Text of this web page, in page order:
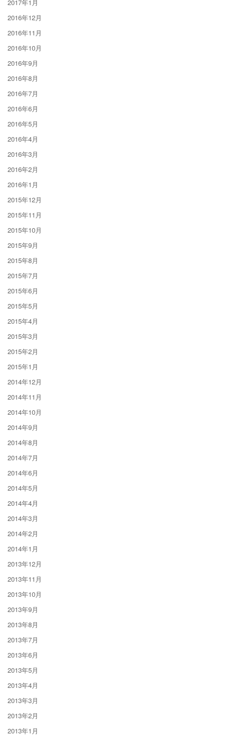
2017年1月
2016年12月
2016年11月
2016年10月
2016年9月
2016年8月
2016年7月
2016年6月
2016年5月
2016年4月
2016年3月
2016年2月
2016年1月
2015年12月
2015年11月
2015年10月
2015年9月
2015年8月
2015年7月
2015年6月
2015年5月
2015年4月
2015年3月
2015年2月
2015年1月
2014年12月
2014年11月
2014年10月
2014年9月
2014年8月
2014年7月
2014年6月
2014年5月
2014年4月
2014年3月
2014年2月
2014年1月
2013年12月
2013年11月
2013年10月
2013年9月
2013年8月
2013年7月
2013年6月
2013年5月
2013年4月
2013年3月
2013年2月
2013年1月